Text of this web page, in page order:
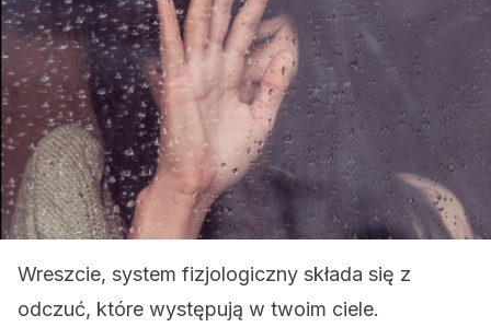
Wreszcie, system fizjologiczny składa się z
odczuć, które występują w twoim ciele.